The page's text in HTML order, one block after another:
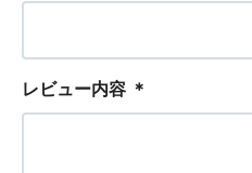
レビュー内容 ＊